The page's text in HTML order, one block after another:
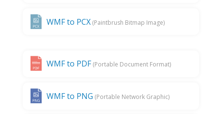
WMF to PCX (Paintbrush Bitmap Image)
WMF to PDF (Portable Document Format)
WMF to PNG (Portable Network Graphic)